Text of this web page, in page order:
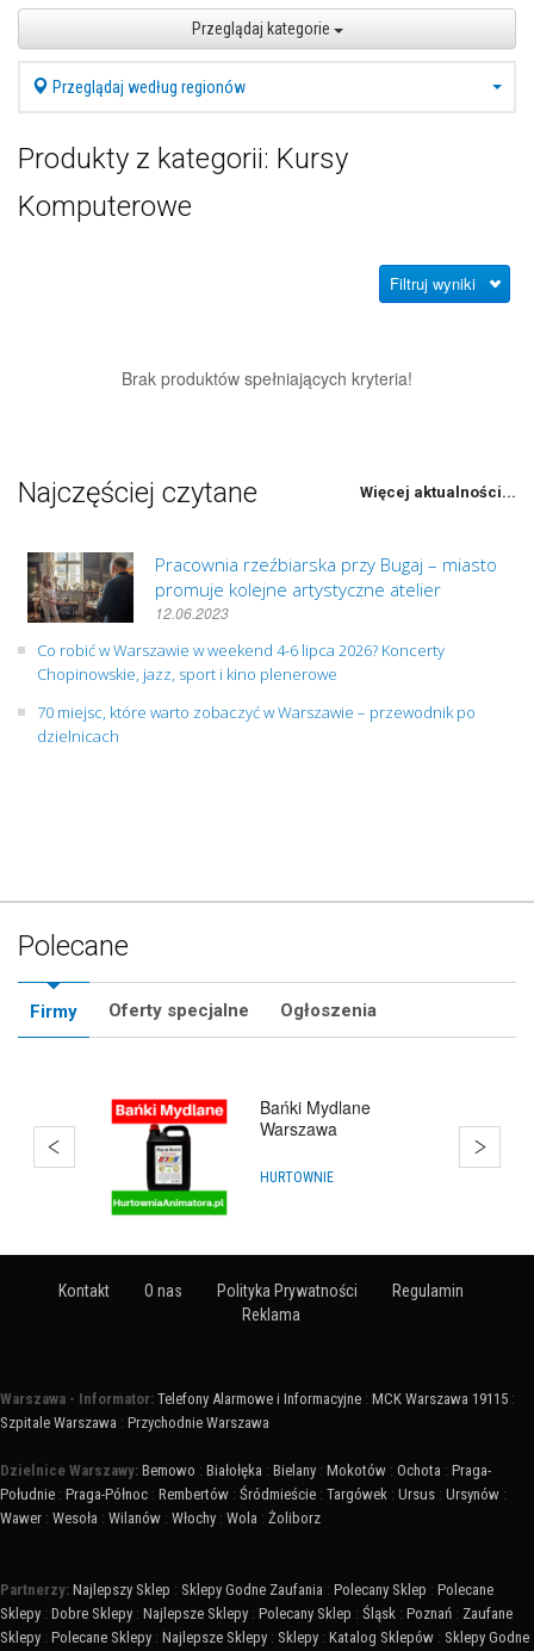
Przeglądaj kategorie
Przeglądaj według regionów
Produkty z kategorii: Kursy
Komputerowe
Filtruj wyniki
Brak produktów spełniających kryteria!
Najczęściej czytane Więcej aktualności...
Pracownia rzeźbiarska przy Bugaj – miasto
promuje kolejne artystyczne atelier
12.06.2023
Co robić w Warszawie w weekend 4-6 lipca 2026? Koncerty
Chopinowskie, jazz, sport i kino plenerowe
70 miejsc, które warto zobaczyć w Warszawie – przewodnik po
dzielnicach
Polecane
Firmy Oferty specjalne Ogłoszenia
Bańki Mydlane
Warszawa
HURTOWNIE
Kontakt O nas Polityka Prywatności
Regulamin
Reklama
Warszawa - Informator: Telefony Alarmowe i Informacyjne : MCK Warszawa 19115 :
Szpitale Warszawa : Przychodnie Warszawa
Dzielnice Warszawy: Bemowo : Białołęka : Bielany : Mokotów : Ochota : Praga-
Południe : Praga-Północ : Rembertów : Śródmieście : Targówek : Ursus : Ursynów :
Wawer : Wesoła : Wilanów : Włochy : Wola : Żoliborz
Partnerzy: Najlepszy Sklep : Sklepy Godne Zaufania : Polecany Sklep : Polecane
Sklepy : Dobre Sklepy : Najlepsze Sklepy : Polecany Sklep : Śląsk : Poznań : Zaufane
Sklepy : Polecane Sklepy : Najlepsze Sklepy : Sklepy : Katalog Sklepów : Sklepy Godne